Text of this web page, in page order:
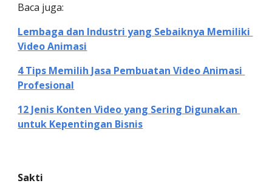
Baca juga:
Lembaga dan Industri yang Sebaiknya Memiliki
Video Animasi
4 Tips Memilih Jasa Pembuatan Video Animasi
Profesional
12 Jenis Konten Video yang Sering Digunakan
untuk Kepentingan Bisnis
Sakti